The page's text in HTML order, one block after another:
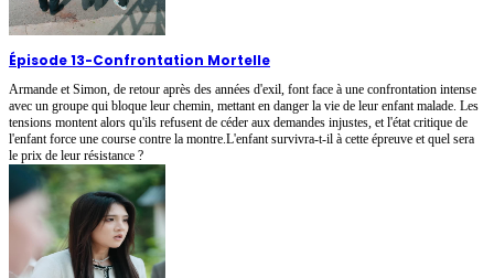
Épisode 13-Confrontation Mortelle
Armande et Simon, de retour après des années d'exil, font face à une confrontation intense
avec un groupe qui bloque leur chemin, mettant en danger la vie de leur enfant malade. Les
tensions montent alors qu'ils refusent de céder aux demandes injustes, et l'état critique de
l'enfant force une course contre la montre.L'enfant survivra-t-il à cette épreuve et quel sera
le prix de leur résistance ?